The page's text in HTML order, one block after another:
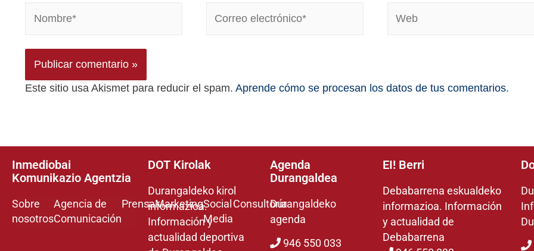
Este sitio usa Akismet para reducir el spam. Aprende cómo se procesan los datos de tus comentarios.
Inmediobai
Komunikazio Agentzia
Sobre
nosotros
Agencia de
Comunicación
PrensaMarketingSocial
Media
Consultoría
DOT Kirolak
Durangaldeko kirol
informazioa.
Información y
actualidad deportiva
Agenda
Durangaldea
Durangaldeko
agenda
946 550 033
EI! Berri
Debabarrena eskualdeko
informazioa. Información
y actualidad de
Debabarrena